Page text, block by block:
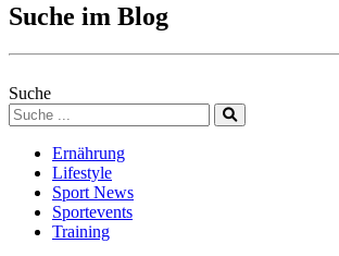
Suche im Blog
Suche
Ernährung
Lifestyle
Sport News
Sportevents
Training